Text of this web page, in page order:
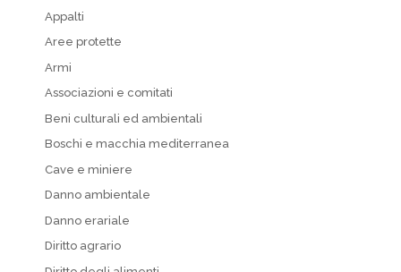
Appalti
Aree protette
Armi
Associazioni e comitati
Beni culturali ed ambientali
Boschi e macchia mediterranea
Cave e miniere
Danno ambientale
Danno erariale
Diritto agrario